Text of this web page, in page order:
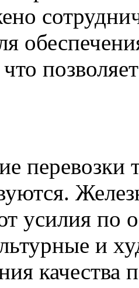
перевозки
усилия по
и
качества